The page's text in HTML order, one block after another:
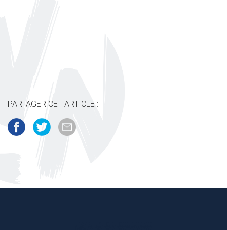
PARTAGER CET ARTICLE :